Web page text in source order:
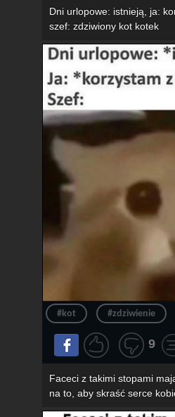
Dni urlopowe: istnieją, ja:
szef: zdziwiony kot kotek
#kot #zdziwienie
9
Faceci z takimi stopami
na to, aby skraść serce